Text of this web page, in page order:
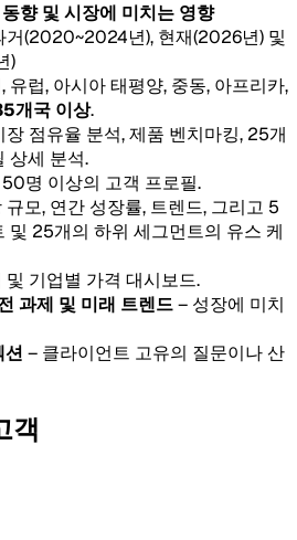
향 및 시장에 미치는 영향
거(2020~2024년), 현재(2026년) 및
)
유럽, 아시아 태평양, 중동, 아프리카,
개국 이상.
장 점유율 분석, 제품 벤치마킹, 25개
상세 분석.
명 이상의 고객 프로필.
규모, 연간 성장률, 트렌드, 그리고 5
및 25개의 하위 세그먼트의 유스 케
및 기업별 가격 대시보드.
과제 및 미래 트렌드– 성장에 미치
션 – 클라이언트 고유의 질문이나 산
객